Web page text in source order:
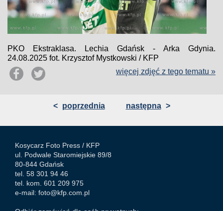
PKO Ekstraklasa. Lechia Gdańsk - Arka Gdynia.
24.08.2025 fot. Krzysztof Mystkowski / KFP
więcej zdjęć z tego tematu »
< poprzednia następna >
Kosycarz Foto Press / KFP
ul. Podwale Staromiejskie 89/8
80-844 Gdańsk
tel. 58 301 94 46
tel. kom. 601 209 975
e-mail: foto@kfp.com.pl